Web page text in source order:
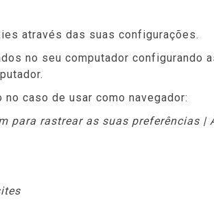
através das suas configurações.
no seu computador configurando
caso de usar como navegador:
para rastrear as suas preferências |